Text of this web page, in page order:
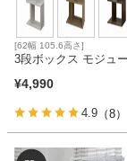
[62幅 105.6高さ]
3段ボックス モジュ
¥4,990
4.9 （8）